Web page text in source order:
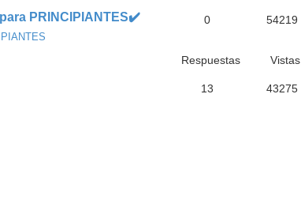
PRINCIPIANTES✔️ 0 54219
Respuestas Vistas
13 43275